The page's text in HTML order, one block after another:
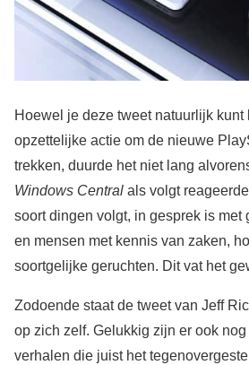
Hoewel je deze tweet natuurlijk
opzettelijke actie om de nieuwe
trekken, duurde het niet lang
Windows Central als volgt
soort dingen volgt, in gesprek is met
en mensen met kennis van zaken,
soortgelijke geruchten. Dit vat het
Zodoende staat de tweet van Jeff
op zich zelf. Gelukkig zijn er ook
verhalen die juist het